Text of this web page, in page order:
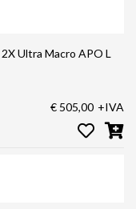
€ 505,00 +IVA